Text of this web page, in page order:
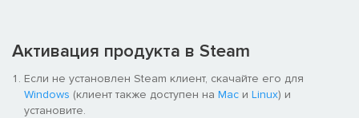
Активация продукта в Steam
Если не установлен Steam клиент, скачайте его для
Windows (клиент также доступен на Mac и Linux) и
установите.